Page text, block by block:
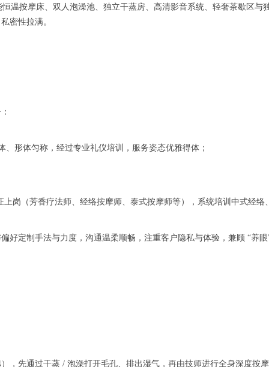
温按摩床、双人泡澡池、独立干蒸房、高清影音系统、轻奢茶歇区
密性拉满。
体匀称，经过专业礼仪培训，服务姿态优雅得体；
（芳香疗法师、经络按摩师、泰式按摩师等），系统培训中式经络
制手法与力度，沟通温柔顺畅，注重客户隐私与体验，兼顾 “养眼
通过干蒸 / 泡澡打开毛孔、排出湿气，再由技师进行全身深度按